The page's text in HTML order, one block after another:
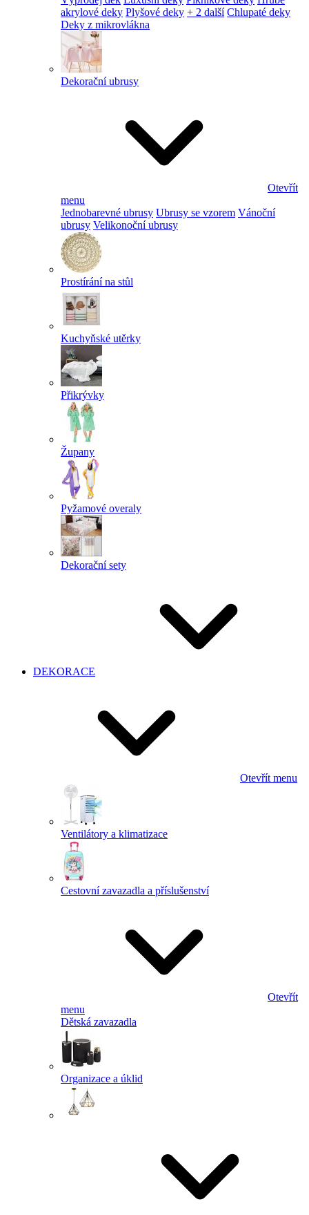
akrylové deky Plyšové deky + 2 další Chlupaté deky
Deky z mikrovlákna
Dekorační ubrusy
Otevřít
menu
Jednobarevné ubrusy Ubrusy se vzorem Vánoční
ubrusy Velikonoční ubrusy
Prostírání na stůl
Kuchyňské utěrky
Přikrývky
Župany
Pyžamové overaly
Dekorační sety
DEKORACE
Otevřít menu
Ventilátory a klimatizace
Cestovní zavazadla a příslušenství
Otevřít
menu
Dětská zavazadla
Organizace a úklid